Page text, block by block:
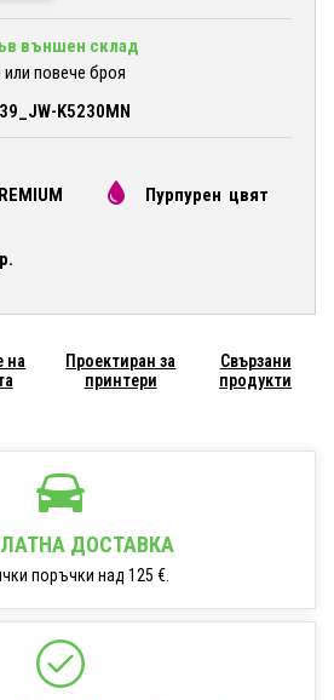
външен склад
или повече броя
K5230MN
Пурпурен цвят
на
Проектиран за
принтери
Свързани
продукти
ДОСТАВКА
поръчки над 125 €.